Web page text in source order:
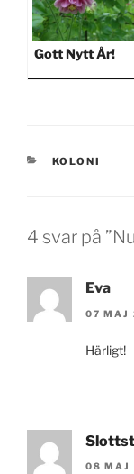
Gott Nytt År!
KATEGORIER
KOLONI
4 svar på
Eva
07 MAJ
Härligt!
08 MAJ